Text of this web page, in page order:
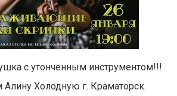
с утонченным инструментом!!!
Холодную г. Краматорск.